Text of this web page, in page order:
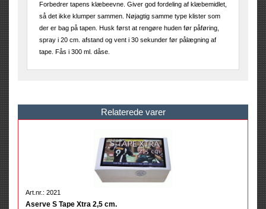
Forbedrer tapens klæbeevne. Giver god fordeling af klæbemidlet,
så det ikke klumper sammen. Nøjagtig samme type klister som
der er bag på tapen. Husk først at rengøre huden før påføring,
spray i 20 cm. afstand og vent i 30 sekunder før pålægning af
tape. Fås i 300 ml. dåse.
Relaterede varer
Art.nr.: 2021
Aserve S Tape Xtra 2,5 cm.